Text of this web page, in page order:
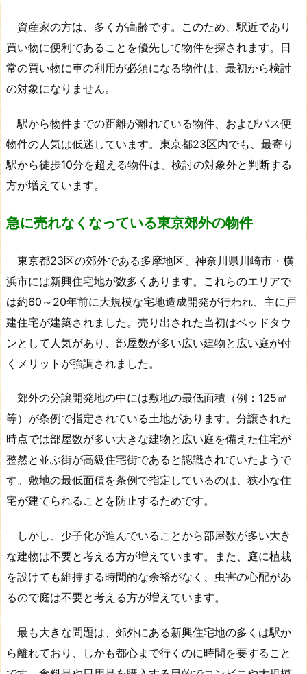
資産家の方は、多くが高齢です。このため、駅近であり
買い物に便利であることを優先して物件を探されます。日
常の買い物に車の利用が必須になる物件は、最初から検討
の対象になりません。
駅から物件までの距離が離れている物件、およびバス便
物件の人気は低迷しています。東京都23区内でも、最寄り
駅から徒歩10分を超える物件は、検討の対象外と判断する
方が増えています。
急に売れなくなっている東京郊外の物件
東京都23区の郊外である多摩地区、神奈川県川崎市・横
浜市には新興住宅地が数多くあります。これらのエリアで
は約60～20年前に大規模な宅地造成開発が行われ、主に戸
建住宅が建築されました。売り出された当初はベッドタウ
ンとして人気があり、部屋数が多い広い建物と広い庭が付
くメリットが強調されました。
郊外の分譲開発地の中には敷地の最低面積（例：125㎡
等）が条例で指定されている土地があります。分譲された
時点では部屋数が多い大きな建物と広い庭を備えた住宅が
整然と並ぶ街が高級住宅街であると認識されていたようで
す。敷地の最低面積を条例で指定しているのは、狭小な住
宅が建てられることを防止するためです。
しかし、少子化が進んでいることから部屋数が多い大き
な建物は不要と考える方が増えています。また、庭に植栽
を設けても維持する時間的な余裕がなく、虫害の心配があ
るので庭は不要と考える方が増えています。
最も大きな問題は、郊外にある新興住宅地の多くは駅か
ら離れており、しかも都心まで行くのに時間を要すること